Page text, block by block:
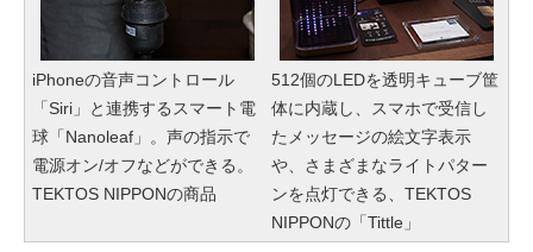
iPhoneの音声コントロール
「Siri」と連携するスマート電
球「Nanoleaf」。声の指示で
電源オン/オフなどができる。
TEKTOS NIPPONの商品
512個のLEDを透明キューブ筐
体に内蔵し、スマホで受信し
たメッセージの絵文字表示
や、さまざまなライトパター
ンを点灯できる、TEKTOS
NIPPONの「Tittle」